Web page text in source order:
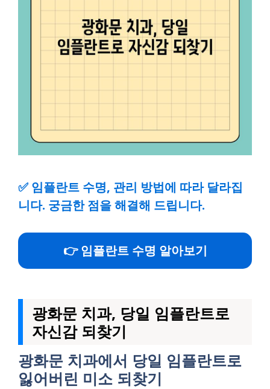
✅ 임플란트 수명, 관리 방법에 따라 달라집
니다. 궁금한 점을 해결해 드립니다.
👉 임플란트 수명 알아보기
광화문 치과, 당일 임플란트로
자신감 되찾기
광화문 치과에서 당일 임플란트로
잃어버린 미소 되찾기